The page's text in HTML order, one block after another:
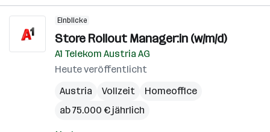
Einblicke
Store Rollout Manager:in (w/m/d)
A1 Telekom Austria AG
Heute veröffentlicht
Austria
Vollzeit
Homeoffice
ab 75.000 € jährlich